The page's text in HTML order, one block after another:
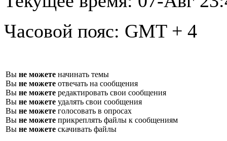
Часовой пояс: GMT + 4
Вы не можете начинать темы
Вы не можете отвечать на сообщения
Вы не можете редактировать свои сообщения
Вы не можете удалять свои сообщения
Вы не можете голосовать в опросах
Вы не можете прикреплять файлы к сообщениям
Вы не можете скачивать файлы